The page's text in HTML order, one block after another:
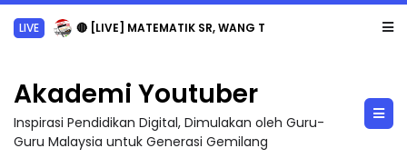
LIVE 🔴 [LIVE] MATEMATIK SR, WANG TAHUN 6 OLEH CIKGU ANITA #ALLINONE #141 #...
Akademi Youtuber
Inspirasi Pendidikan Digital, Dimulakan oleh Guru-
Guru Malaysia untuk Generasi Gemilang